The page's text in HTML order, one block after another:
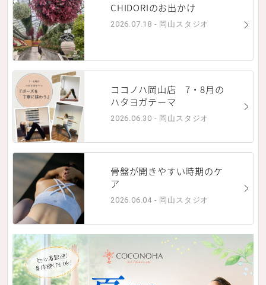
CHIDORIのお出かけ
2026.07.18 - 岡山スタジオ
ココノハ岡山店 7・8月の
ハタヨガテーマ
2026.06.30 - 岡山スタジオ
骨盤が開きやすい時期のケ
ア
2026.06.04 - 岡山スタジオ